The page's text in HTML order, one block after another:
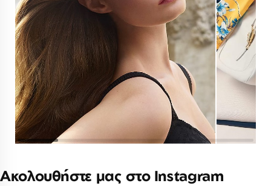
Ακολουθήστε μας στο Instagram